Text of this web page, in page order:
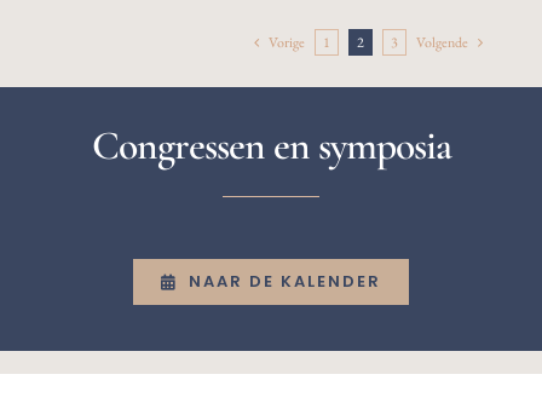
Vorige 1 2 3 Volgende
Congressen en symposia
NAAR DE KALENDER